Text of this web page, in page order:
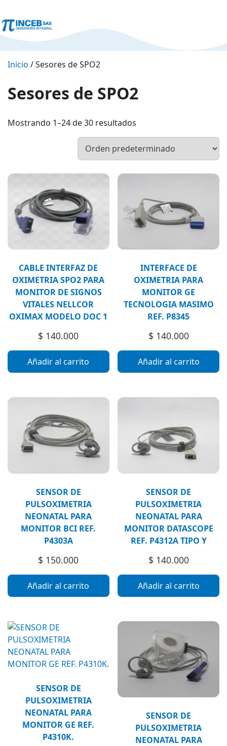
Inicio / Sesores de SPO2
Sesores de SPO2
Mostrando 1–24 de 30 resultados
CABLE INTERFAZ DE
OXIMETRIA SPO2 PARA
MONITOR DE SIGNOS
VITALES NELLCOR
OXIMAX MODELO DOC 1
$ 140.000
Añadir al carrito
INTERFACE DE
OXIMETRIA PARA
MONITOR GE
TECNOLOGIA MASIMO
REF. P8345
$ 140.000
Añadir al carrito
SENSOR DE
PULSOXIMETRIA
NEONATAL PARA
MONITOR BCI REF.
P4303A
$ 150.000
Añadir al carrito
SENSOR DE
PULSOXIMETRIA
NEONATAL PARA
MONITOR DATASCOPE
REF. P4312A TIPO Y
$ 140.000
Añadir al carrito
SENSOR DE
PULSOXIMETRIA
NEONATAL PARA
MONITOR GE REF.
P4310K.
SENSOR DE
PULSOXIMETRIA
NEONATAL PARA